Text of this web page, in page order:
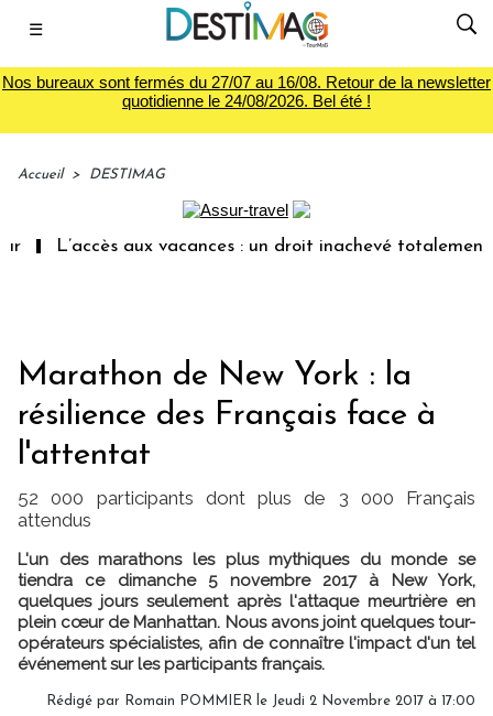
☰
Nos bureaux sont fermés du 27/07 au 16/08. Retour de la newsletter
quotidienne le 24/08/2026. Bel été !
Accueil > DESTIMAG
L’accès aux vacances : un droit inachevé totalement
Marathon de New York : la
résilience des Français face à
l'attentat
52 000 participants dont plus de 3 000 Français
attendus
L'un des marathons les plus mythiques du monde se
tiendra ce dimanche 5 novembre 2017 à New York,
quelques jours seulement après l'attaque meurtrière en
plein cœur de Manhattan. Nous avons joint quelques tour-
opérateurs spécialistes, afin de connaître l'impact d'un tel
événement sur les participants français.
Rédigé par Romain POMMIER le Jeudi 2 Novembre 2017 à 17:00